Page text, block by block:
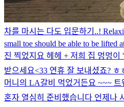
차를 마시는 다도 입문하기..!
small toe should be able to be lifted
진 찍었지요 헤헤 + 저희 집 멍멍
받으세요<33 연휴 잘 보내셨죠?
머니의 LA갈비 먹었거든요 ~~~
혼자 열심히 준비했습니다 언제나